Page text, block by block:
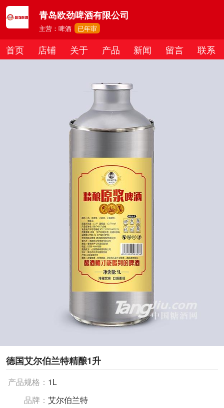
青岛欧劲啤酒有限公司
主营：啤酒 已年审
首页 店铺 关于 产品 新闻 留言 联系
德国艾尔伯兰特精酿1升
产品规格： 1L
品牌： 艾尔伯兰特